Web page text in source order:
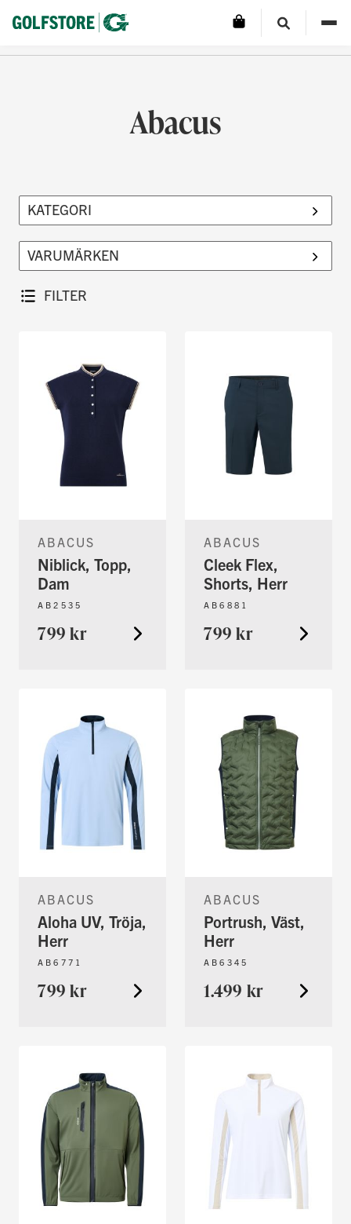
Abacus
FILTER
ABACUS
Niblick, Topp,
Dam
AB2535
799 kr
ABACUS
Cleek Flex,
Shorts, Herr
AB6881
799 kr
ABACUS
Aloha UV, Tröja,
Herr
AB6771
799 kr
ABACUS
Portrush, Väst,
Herr
AB6345
1.499 kr